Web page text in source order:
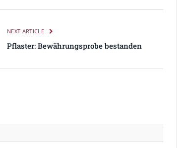
NEXT ARTICLE
Pflaster: Bewährungsprobe bestanden